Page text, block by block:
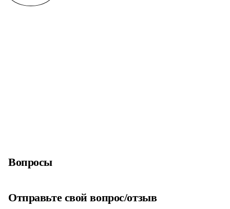
Вопросы
Отправьте свой вопрос/отзыв